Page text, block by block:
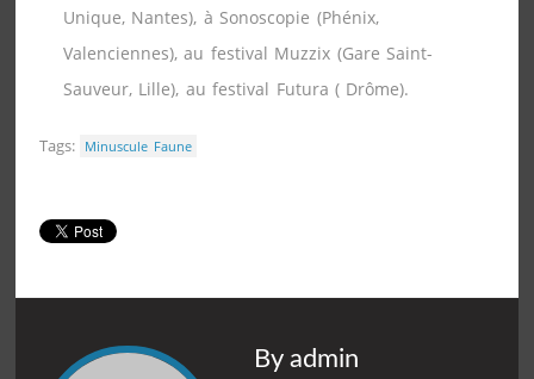
Unique, Nantes), à Sonoscopie (Phénix,
Valenciennes), au festival Muzzix (Gare Saint-
Sauveur, Lille), au festival Futura ( Drôme).
Tags: Minuscule Faune
By admin